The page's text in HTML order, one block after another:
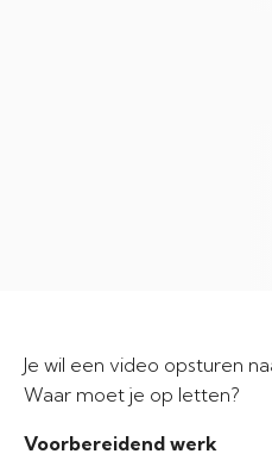
Je wil een video opsturen
Waar moet je op letten?
Voorbereidend werk